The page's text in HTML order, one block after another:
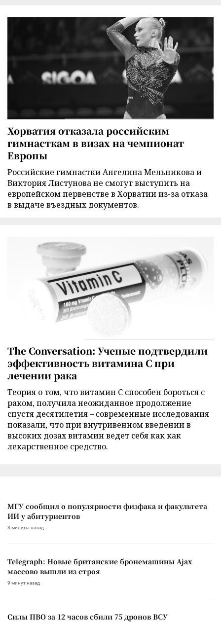
Хорватия отказала российским
гимнасткам в визах на чемпионат
Европы
Российские гимнастки Ангелина Мельникова и
Виктория Листунова не смогут выступить на
европейском первенстве в Хорватии из-за отказа
в выдаче въездных документов.
The Conversation: Ученые подтвердили
эффективность витамина C при
лечении рака
Теория о том, что витамин C способен бороться с
раком, получила неожиданное продолжение
спустя десятилетия – современные исследования
показали, что при внутривенном введении в
высоких дозах витамин ведет себя как как
лекарственное средство.
МГУ сообщил о популярности физфака и факультета
ИИ у абитуриентов
3 минуты назад
Telegraph: Новые британские бронемашины Ajax
массово вышли из строя
9 минут назад
Силы ПВО за 12 часов сбили 75 дронов ВСУ